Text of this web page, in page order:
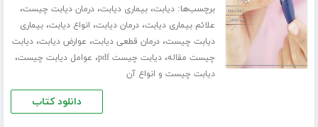
برچسب‌ها:دیابت،بیماری دیابت،درمان دیابت چیست،
علائم بیماری دیابت،درمان دیابت، انواع دیابت،بیماری
دیابت چیست،درمان قطعی دیابت، عوارض دیابت،دیابت
چیست مقاله،دیابت چیست pdf ، عوامل دیابت چیست،
دیابت چیست و انواع آن
دانلود کتاب